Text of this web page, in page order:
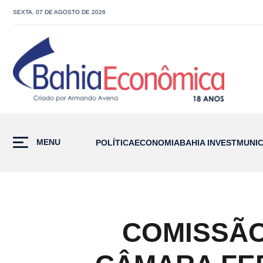
SEXTA, 07 DE AGOSTO DE 2026
MENU POLÍTICAECONOMIABAHIA INVEST